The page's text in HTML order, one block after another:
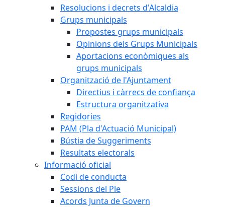
Resolucions i decrets d'Alcaldia
Grups municipals
Propostes grups municipals
Opinions dels Grups Municipals
Aportacions econòmiques als
grups municipals
Organització de l'Ajuntament
Directius i càrrecs de confiança
Estructura organitzativa
Regidories
PAM (Pla d'Actuació Municipal)
Bústia de Suggeriments
Resultats electorals
Informació oficial
Codi de conducta
Sessions del Ple
Acords Junta de Govern